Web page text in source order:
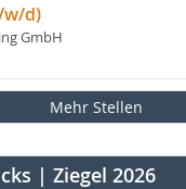
w/d)
GmbH
Mehr Stellen
| Ziegel 2026